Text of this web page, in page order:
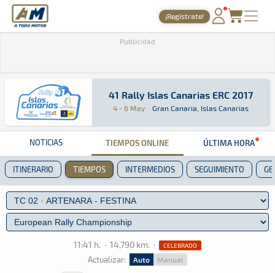
A Todo Motor · Revista del motor desde 1999
¡Regístrate!
NOTICIAS
AGENDA
GALERÍAS
TIENDA
ARCHIVO
Publicidad
41 Rally Islas Canarias ERC 2017
41 Rally Islas Canarias ERC 2017
4 - 6 May · Gran Canaria, Islas Canarias
ERC · 41 Rally Islas Canarias ERC 2017:
Gran Canaria, Islas CanariasGran Canaria,
NOTICIAS TIEMPOS ONLINE ÚLTIMA HORA
ITINERARIO TIEMPOS INTERMEDIOS SEGUIMIENTO
11:41 h. · 14,790 km. · CELEBRADO
Actualizar: Auto Manual